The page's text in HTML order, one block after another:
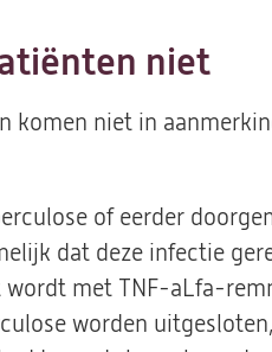
niet
komen niet in
of eerder
dat deze infectie
met TNF-aLfa-
worden